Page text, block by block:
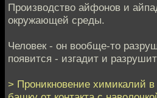
Производство айфонов и
окружающей среды.
Человек - он вообще-то
появится - изгадит и
> Проникновение химикалий в